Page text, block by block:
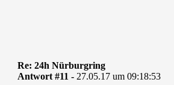
Re: 24h Nürburgring
Antwort #11 - 27.05.17 um 09:18:53